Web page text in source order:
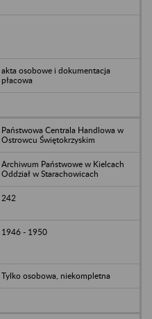
akta osobowe i dokumentacja
płacowa
Państwowa Centrala Handlowa w
Ostrowcu Świętokrzyskim
Archiwum Państwowe w Kielcach
Oddział w Starachowicach
242
1946 - 1950
Tylko osobowa, niekompletna